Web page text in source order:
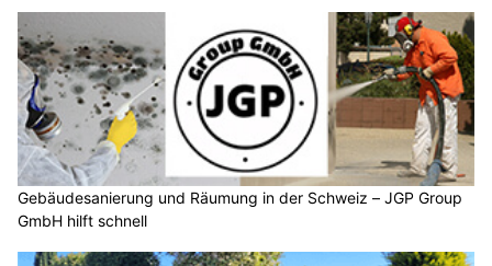
Gebäudesanierung und Räumung in der Schweiz – JGP Group
GmbH hilft schnell